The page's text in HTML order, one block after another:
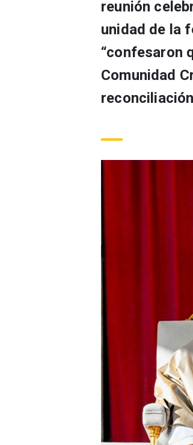
reunión
unidad de la
“confesaron
Comunidad